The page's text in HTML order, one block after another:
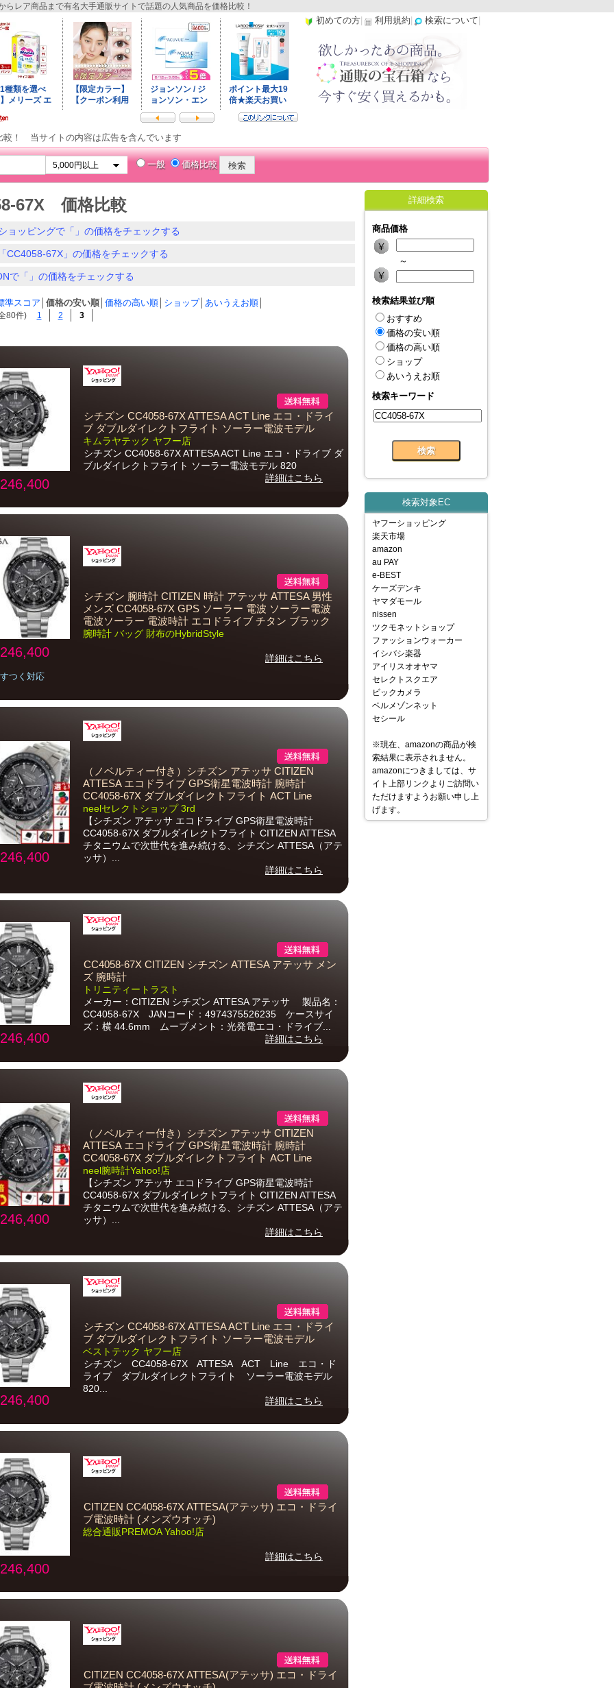
レア商品まで有名大手通販サイトで話題の人気商品を価格比較！
初めての方 利用規約 検索について
較！ 当サイトの内容は広告を含んでいます
一般 価格比較
67X 価格比較
ョッピングで「」の価格をチェックする
CC4058-67X」の価格をチェックする
で「」の価格をチェックする
準スコア 価格の安い順 価格の高い順 ショップ│ あいうえお順
80件) 1 2 3
シチズン CC4058-67X ATTESA ACT Line エコ・ドライ
ブ ダブルダイレクトフライト ソーラー電波モデル
キムラヤテック ヤフー店
シチズン CC4058-67X ATTESA ACT Line エコ・ドライブ ダ
ブルダイレクトフライト ソーラー電波モデル 820
詳細はこちら
つく対応
シチズン 腕時計 CITIZEN 時計 アテッサ ATTESA 男性
メンズ CC4058-67X GPS ソーラー 電波 ソーラー電波
電波ソーラー 電波時計 エコドライブ チタン ブラック
腕時計 バッグ 財布のHybridStyle
詳細はこちら
（ノベルティー付き）シチズン アテッサ CITIZEN
ATTESA エコドライブ GPS衛星電波時計 腕時計
CC4058-67X ダブルダイレクトフライト ACT Line
neelセレクトショップ 3rd
【シチズン アテッサ エコドライブ GPS衛星電波時計
CC4058-67X ダブルダイレクトフライト CITIZEN ATTESA
チタニウムで次世代を進み続ける、シチズン ATTESA（アテ
ッサ）...
詳細はこちら
CC4058-67X CITIZEN シチズン ATTESA アテッサ メン
ズ 腕時計
トリニティートラスト
メーカー：CITIZEN シチズン ATTESA アテッサ 製品名：
CC4058-67X JANコード：4974375526235 ケースサイ
ズ：横 44.6mm ムーブメント：光発電エコ・ドライブ...
詳細はこちら
（ノベルティー付き）シチズン アテッサ CITIZEN
ATTESA エコドライブ GPS衛星電波時計 腕時計
CC4058-67X ダブルダイレクトフライト ACT Line
neel腕時計Yahoo!店
【シチズン アテッサ エコドライブ GPS衛星電波時計
CC4058-67X ダブルダイレクトフライト CITIZEN ATTESA
チタニウムで次世代を進み続ける、シチズン ATTESA（アテ
ッサ）...
詳細はこちら
シチズン CC4058-67X ATTESA ACT Line エコ・ドライ
ブ ダブルダイレクトフライト ソーラー電波モデル
ベストテック ヤフー店
シチズン CC4058-67X ATTESA ACT Line エコ・ド
ライブ ダブルダイレクトフライト ソーラー電波モデル
820...
詳細はこちら
CITIZEN CC4058-67X ATTESA(アテッサ) エコ・ドライ
ブ電波時計 (メンズウオッチ)
総合通販PREMOA Yahoo!店
詳細はこちら
CITIZEN CC4058-67X ATTESA(アテッサ) エコ・ドライ
詳細検索
商品価格
～
検索結果並び順
おすすめ
価格の安い順
価格の高い順
ショップ
あいうえお順
検索キーワード
検索対象EC
ヤフーショッピング
楽天市場
amazon
au PAY
e-BEST
ケーズデンキ
ヤマダモール
nissen
ツクモネットショップ
ファッションウォーカー
イシバシ楽器
アイリスオオヤマ
セレクトスクエア
ビックカメラ
ベルメゾンネット
セシール
※現在、amazonの商品が検
索結果に表示されません。
amazonにつきましては、サ
イト上部リンクよりご訪問い
ただけますようお願い申し上
げます。